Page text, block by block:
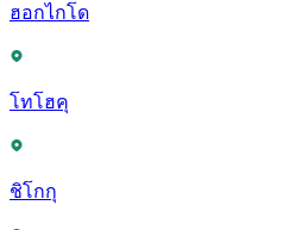
ฮอกไกโด
โทโฮคุ
ชิโกกุ